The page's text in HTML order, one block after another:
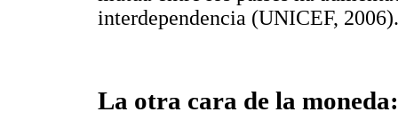
interdependencia (UNICEF, 2006).
La otra cara de la